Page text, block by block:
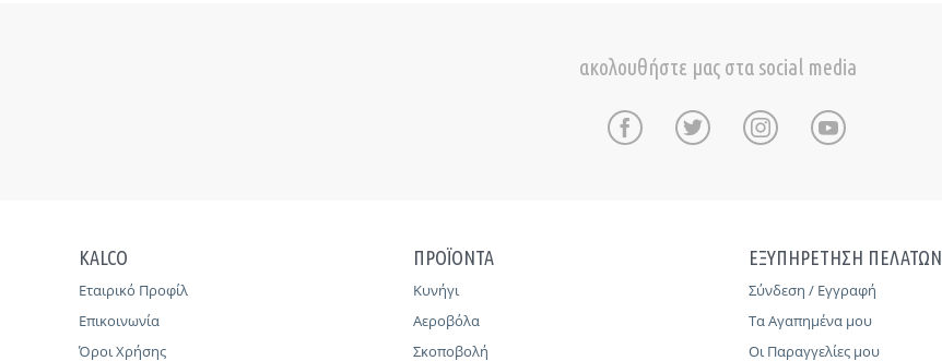
ακολουθήστε μας στα social media
KALCO
Εταιρικό Προφίλ
Επικοινωνία
Όροι Χρήσης
ΠΡΟΪΟΝΤΑ
Κυνήγι
Αεροβόλα
Σκοποβολή
ΕΞΥΠΗΡΕΤΗΣΗ ΠΕΛΑΤΩΝ
Σύνδεση / Εγγραφή
Τα Αγαπημένα μου
Οι Παραγγελίες μου